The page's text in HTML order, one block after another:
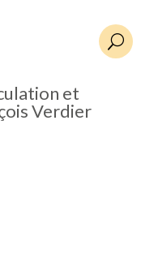
U
et
Verdier